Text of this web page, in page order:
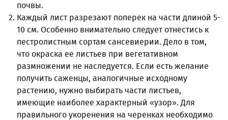
почвы.
Каждый лист разрезают поперек на части длиной 5-
10 см. Особенно внимательно следует отнестись к
пестролистным сортам сансевиерии. Дело в том,
что окраска ее листьев при вегетативном
размножении не наследуется. Если есть желание
получить саженцы, аналогичные исходному
растению, нужно выбирать части листьев,
имеющие наиболее характерный «узор». Для
правильного укоренения на черенках необходимо